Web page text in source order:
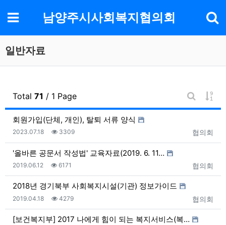
메뉴 남양주시사회복지협의회
일반자료
Total 71 / 1 Page
게시판 검
게
회원가입(단체, 개인), 탈퇴 서류 양식
등록자
협의회
등록일
2023.07.18 조회
3309
'올바른 공문서 작성법' 교육자료(2019. 6. 11…
등록자
협의회
등록일
2019.06.12 조회
6171
2018년 경기북부 사회복지시설(기관) 정보가이드
등록자
협의회
등록일
2019.04.18 조회
4279
[보건복지부] 2017 나에게 힘이 되는 복지서비스(복…